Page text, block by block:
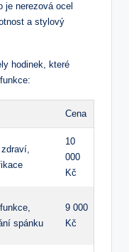
je nerezová ocel
a stylový
hodinek, které
Cena
10
000
Kč
spánku
9 000
Kč